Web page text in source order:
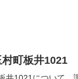
町板井1021